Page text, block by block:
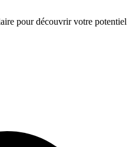
pour découvrir votre potentiel